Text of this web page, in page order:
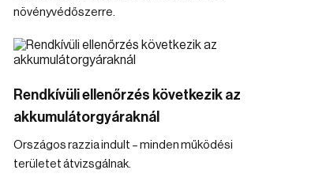
növényvédőszerre.
Rendkívüli ellenőrzés következik az
akkumulátorgyáraknál
Országos razzia indult – minden működési
területet átvizsgálnak.